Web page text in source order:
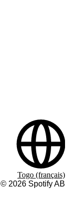
© 2026 Spotify AB
Togo (français)